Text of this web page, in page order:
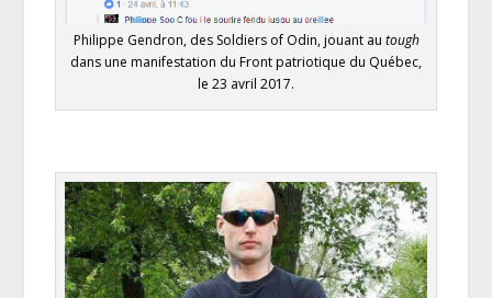
Philippe Gendron, des Soldiers of Odin, jouant au tough
dans une manifestation du Front patriotique du Québec,
le 23 avril 2017.